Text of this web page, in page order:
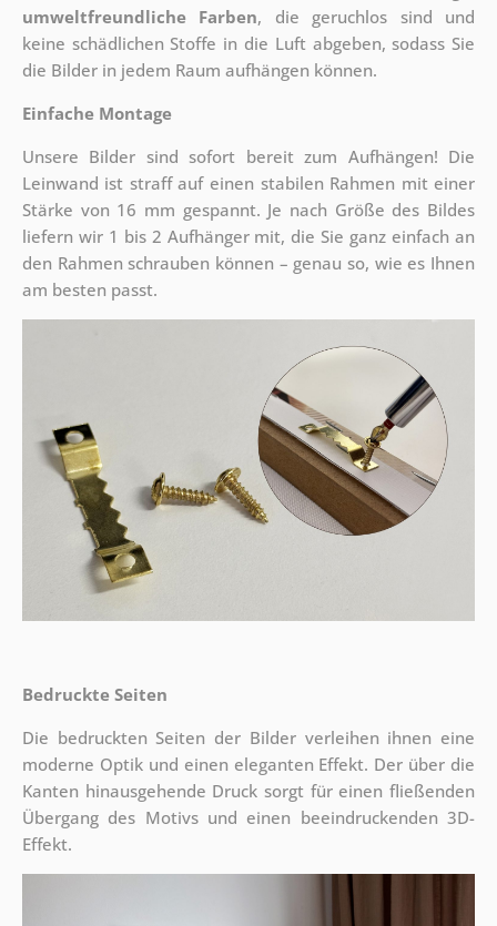
umweltfreundliche Farben, die geruchlos sind und
keine schädlichen Stoffe in die Luft abgeben, sodass Sie
die Bilder in jedem Raum aufhängen können.
Einfache Montage
Unsere Bilder sind sofort bereit zum Aufhängen! Die
Leinwand ist straff auf einen stabilen Rahmen mit einer
Stärke von 16 mm gespannt. Je nach Größe des Bildes
liefern wir 1 bis 2 Aufhänger mit, die Sie ganz einfach an
den Rahmen schrauben können – genau so, wie es Ihnen
am besten passt.
Bedruckte Seiten
Die bedruckten Seiten der Bilder verleihen ihnen eine
moderne Optik und einen eleganten Effekt. Der über die
Kanten hinausgehende Druck sorgt für einen fließenden
Übergang des Motivs und einen beeindruckenden 3D-
Effekt.